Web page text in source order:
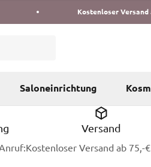
Kostenloser Versand
Saloneinrichtung
Versand
Kostenloser Versand ab 75,-